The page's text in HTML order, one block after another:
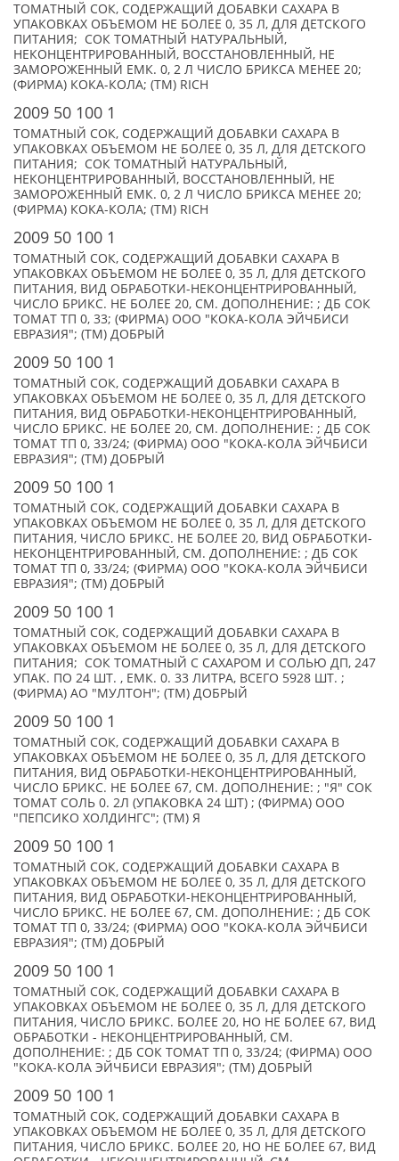
ТОМАТНЫЙ СОК, СОДЕРЖАЩИЙ ДОБАВКИ САХАРА В
УПАКОВКАХ ОБЪЕМОМ НЕ БОЛЕЕ 0, 35 Л, ДЛЯ ДЕТСКОГО
ПИТАНИЯ; СОК ТОМАТНЫЙ НАТУРАЛЬНЫЙ,
НЕКОНЦЕНТРИРОВАННЫЙ, ВОССТАНОВЛЕННЫЙ, НЕ
ЗАМОРОЖЕННЫЙ ЕМК. 0, 2 Л ЧИСЛО БРИКСА МЕНЕЕ 20;
(ФИРМА) КОКА-КОЛА; (TM) RICH
2009 50 100 1
ТОМАТНЫЙ СОК, СОДЕРЖАЩИЙ ДОБАВКИ САХАРА В
УПАКОВКАХ ОБЪЕМОМ НЕ БОЛЕЕ 0, 35 Л, ДЛЯ ДЕТСКОГО
ПИТАНИЯ; СОК ТОМАТНЫЙ НАТУРАЛЬНЫЙ,
НЕКОНЦЕНТРИРОВАННЫЙ, ВОССТАНОВЛЕННЫЙ, НЕ
ЗАМОРОЖЕННЫЙ ЕМК. 0, 2 Л ЧИСЛО БРИКСА МЕНЕЕ 20;
(ФИРМА) КОКА-КОЛА; (TM) RICH
2009 50 100 1
ТОМАТНЫЙ СОК, СОДЕРЖАЩИЙ ДОБАВКИ САХАРА В
УПАКОВКАХ ОБЪЕМОМ НЕ БОЛЕЕ 0, 35 Л, ДЛЯ ДЕТСКОГО
ПИТАНИЯ, ВИД ОБРАБОТКИ-НЕКОНЦЕНТРИРОВАННЫЙ,
ЧИСЛО БРИКС. НЕ БОЛЕЕ 20, СМ. ДОПОЛНЕНИЕ: ; ДБ СОК
ТОМАТ ТП 0, 33; (ФИРМА) ООО "КОКА-КОЛА ЭЙЧБИСИ
ЕВРАЗИЯ"; (TM) ДОБРЫЙ
2009 50 100 1
ТОМАТНЫЙ СОК, СОДЕРЖАЩИЙ ДОБАВКИ САХАРА В
УПАКОВКАХ ОБЪЕМОМ НЕ БОЛЕЕ 0, 35 Л, ДЛЯ ДЕТСКОГО
ПИТАНИЯ, ВИД ОБРАБОТКИ-НЕКОНЦЕНТРИРОВАННЫЙ,
ЧИСЛО БРИКС. НЕ БОЛЕЕ 20, СМ. ДОПОЛНЕНИЕ: ; ДБ СОК
ТОМАТ ТП 0, 33/24; (ФИРМА) ООО "КОКА-КОЛА ЭЙЧБИСИ
ЕВРАЗИЯ"; (TM) ДОБРЫЙ
2009 50 100 1
ТОМАТНЫЙ СОК, СОДЕРЖАЩИЙ ДОБАВКИ САХАРА В
УПАКОВКАХ ОБЪЕМОМ НЕ БОЛЕЕ 0, 35 Л, ДЛЯ ДЕТСКОГО
ПИТАНИЯ, ЧИСЛО БРИКС. НЕ БОЛЕЕ 20, ВИД ОБРАБОТКИ-
НЕКОНЦЕНТРИРОВАННЫЙ, СМ. ДОПОЛНЕНИЕ: ; ДБ СОК
ТОМАТ ТП 0, 33/24; (ФИРМА) ООО "КОКА-КОЛА ЭЙЧБИСИ
ЕВРАЗИЯ"; (TM) ДОБРЫЙ
2009 50 100 1
ТОМАТНЫЙ СОК, СОДЕРЖАЩИЙ ДОБАВКИ САХАРА В
УПАКОВКАХ ОБЪЕМОМ НЕ БОЛЕЕ 0, 35 Л, ДЛЯ ДЕТСКОГО
ПИТАНИЯ; СОК ТОМАТНЫЙ С САХАРОМ И СОЛЬЮ ДП, 247
УПАК. ПО 24 ШТ. , ЕМК. 0. 33 ЛИТРА, ВСЕГО 5928 ШТ. ;
(ФИРМА) АО "МУЛТОН"; (TM) ДОБРЫЙ
2009 50 100 1
ТОМАТНЫЙ СОК, СОДЕРЖАЩИЙ ДОБАВКИ САХАРА В
УПАКОВКАХ ОБЪЕМОМ НЕ БОЛЕЕ 0, 35 Л, ДЛЯ ДЕТСКОГО
ПИТАНИЯ, ВИД ОБРАБОТКИ-НЕКОНЦЕНТРИРОВАННЫЙ,
ЧИСЛО БРИКС. НЕ БОЛЕЕ 67, СМ. ДОПОЛНЕНИЕ: ; "Я" СОК
ТОМАТ СОЛЬ 0. 2Л (УПАКОВКА 24 ШТ) ; (ФИРМА) ООО
"ПЕПСИКО ХОЛДИНГС"; (TM) Я
2009 50 100 1
ТОМАТНЫЙ СОК, СОДЕРЖАЩИЙ ДОБАВКИ САХАРА В
УПАКОВКАХ ОБЪЕМОМ НЕ БОЛЕЕ 0, 35 Л, ДЛЯ ДЕТСКОГО
ПИТАНИЯ, ВИД ОБРАБОТКИ-НЕКОНЦЕНТРИРОВАННЫЙ,
ЧИСЛО БРИКС. НЕ БОЛЕЕ 67, СМ. ДОПОЛНЕНИЕ: ; ДБ СОК
ТОМАТ ТП 0, 33/24; (ФИРМА) ООО "КОКА-КОЛА ЭЙЧБИСИ
ЕВРАЗИЯ"; (TM) ДОБРЫЙ
2009 50 100 1
ТОМАТНЫЙ СОК, СОДЕРЖАЩИЙ ДОБАВКИ САХАРА В
УПАКОВКАХ ОБЪЕМОМ НЕ БОЛЕЕ 0, 35 Л, ДЛЯ ДЕТСКОГО
ПИТАНИЯ, ЧИСЛО БРИКС. БОЛЕЕ 20, НО НЕ БОЛЕЕ 67, ВИД
ОБРАБОТКИ - НЕКОНЦЕНТРИРОВАННЫЙ, СМ.
ДОПОЛНЕНИЕ: ; ДБ СОК ТОМАТ ТП 0, 33/24; (ФИРМА) ООО
"КОКА-КОЛА ЭЙЧБИСИ ЕВРАЗИЯ"; (TM) ДОБРЫЙ
2009 50 100 1
ТОМАТНЫЙ СОК, СОДЕРЖАЩИЙ ДОБАВКИ САХАРА В
УПАКОВКАХ ОБЪЕМОМ НЕ БОЛЕЕ 0, 35 Л, ДЛЯ ДЕТСКОГО
ПИТАНИЯ, ЧИСЛО БРИКС. БОЛЕЕ 20, НО НЕ БОЛЕЕ 67, ВИД